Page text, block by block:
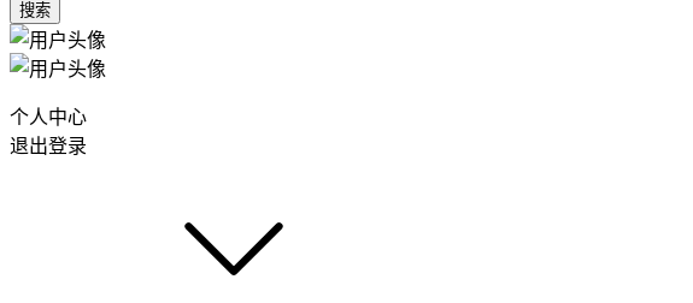
搜索
个人中心
退出登录